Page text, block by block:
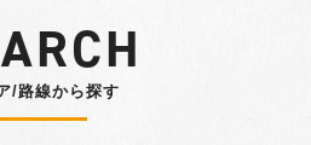
/路線から探す